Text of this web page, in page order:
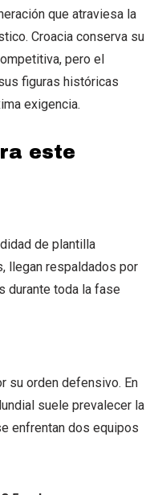
que atraviesa la
Croacia conserva su
pero el
figuras históricas
exigencia.
este
de plantilla
llegan respaldados por
durante toda la fase
su orden defensivo. En
suele prevalecer la
enfrentan dos equipos